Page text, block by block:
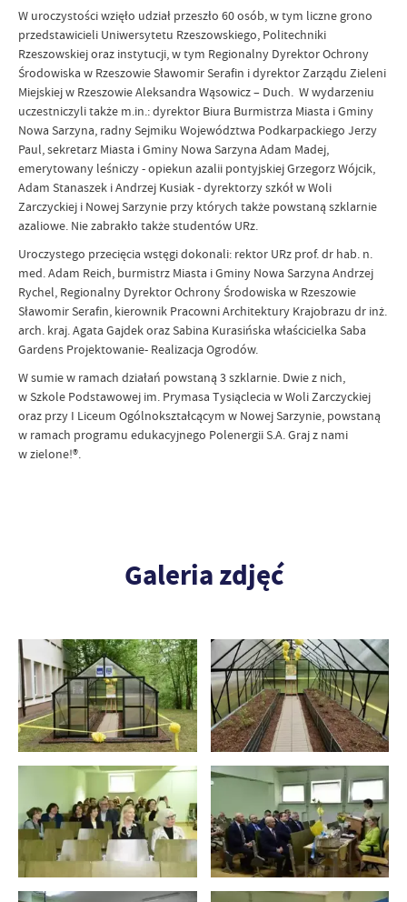
W uroczystości wzięło udział przeszło 60 osób, w tym liczne grono
przedstawicieli Uniwersytetu Rzeszowskiego, Politechniki
Rzeszowskiej oraz instytucji, w tym Regionalny Dyrektor Ochrony
Środowiska w Rzeszowie Sławomir Serafin i dyrektor Zarządu Zieleni
Miejskiej w Rzeszowie Aleksandra Wąsowicz – Duch. W wydarzeniu
uczestniczyli także m.in.: dyrektor Biura Burmistrza Miasta i Gminy
Nowa Sarzyna, radny Sejmiku Województwa Podkarpackiego Jerzy
Paul, sekretarz Miasta i Gminy Nowa Sarzyna Adam Madej,
emerytowany leśniczy - opiekun azalii pontyjskiej Grzegorz Wójcik,
Adam Stanaszek i Andrzej Kusiak - dyrektorzy szkół w Woli
Zarczyckiej i Nowej Sarzynie przy których także powstaną szklarnie
azaliowe. Nie zabrakło także studentów URz.
Uroczystego przecięcia wstęgi dokonali: rektor URz prof. dr hab. n.
med. Adam Reich, burmistrz Miasta i Gminy Nowa Sarzyna Andrzej
Rychel, Regionalny Dyrektor Ochrony Środowiska w Rzeszowie
Sławomir Serafin, kierownik Pracowni Architektury Krajobrazu dr inż.
arch. kraj. Agata Gajdek oraz Sabina Kurasińska właścicielka Saba
Gardens Projektowanie- Realizacja Ogrodów.
W sumie w ramach działań powstaną 3 szklarnie. Dwie z nich,
w Szkole Podstawowej im. Prymasa Tysiąclecia w Woli Zarczyckiej
oraz przy I Liceum Ogólnokształcącym w Nowej Sarzynie, powstaną
w ramach programu edukacyjnego Polenergii S.A. Graj z nami
w zielone!®.
Galeria zdjęć